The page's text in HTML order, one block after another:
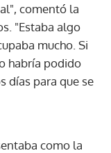
comentó la
"Estaba algo
mucho. Si
habría podido
días para que se
como la